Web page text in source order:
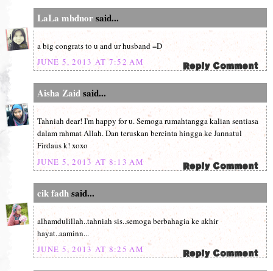
LaLa mhdnorsaid...
a big congrats to u and ur husband =D
JUNE 5, 2013 AT 7:52 AM
Aisha Zaidsaid...
Tahniah dear! I'm happy for u. Semoga rumahtangga kalian sentiasa
dalam rahmat Allah. Dan teruskan bercinta hingga ke Jannatul
Firdaus k! xoxo
JUNE 5, 2013 AT 8:13 AM
cik fadhsaid...
alhamdulillah..tahniah sis..semoga berbahagia ke akhir
hayat..aaminn...
JUNE 5, 2013 AT 8:25 AM